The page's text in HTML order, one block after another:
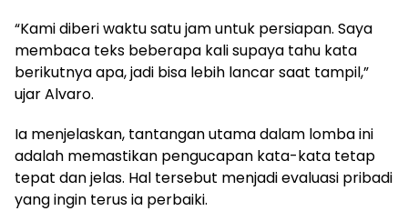
“Kami diberi waktu satu jam untuk persiapan. Saya
membaca teks beberapa kali supaya tahu kata
berikutnya apa, jadi bisa lebih lancar saat tampil,”
ujar Alvaro.
Ia menjelaskan, tantangan utama dalam lomba ini
adalah memastikan pengucapan kata-kata tetap
tepat dan jelas. Hal tersebut menjadi evaluasi pribadi
yang ingin terus ia perbaiki.